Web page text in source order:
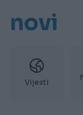
novi
Vijesti